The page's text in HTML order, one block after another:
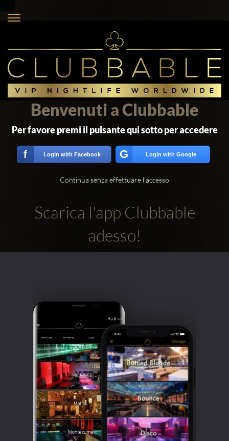
Social
network:
Benvenuti a Clubbable
Per favore premi il pulsante qui sotto per accedere
f Login with Facebook G Login with Google
Continua senza effettuare l'accesso
Scarica l'app Clubbable
adesso!